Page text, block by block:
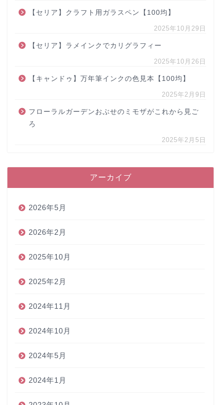
【セリア】クラフト用ガラスペン【100均】
2025年10月29日
【セリア】ラメインクでカリグラフィー
2025年10月26日
【キャンドゥ】万年筆インクの色見本【100均】
2025年2月9日
フローラルガーデンおぶせのミモザがこれから見ご
ろ
2025年2月5日
アーカイブ
2026年5月
2026年2月
2025年10月
2025年2月
2024年11月
2024年10月
2024年5月
2024年1月